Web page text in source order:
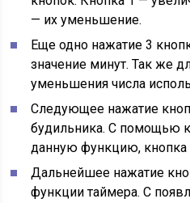
— их уменьшение.
Еще одно нажатие 3
значение минут. Так же
уменьшения числа
Следующее нажатие
будильника. С помощью
данную функцию, кнопка
Дальнейшее нажатие
функции таймера. С